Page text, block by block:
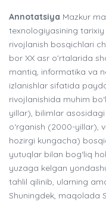
Annotatsiya Mazkur
texnologiyasining
rivojlanish bosqichlari
bor XX asr o'rtalarida
mantiq, informatika va
izlanishlar sifatida
rivojlanishida muhim
yillar), bilimlar
o‘rganish (2000-yillar),
hozirgi kungacha)
yutuqlar bilan bog‘liq
yuzaga kelgan
tahlil qilinib, ularning
Shuningdek, maqolada